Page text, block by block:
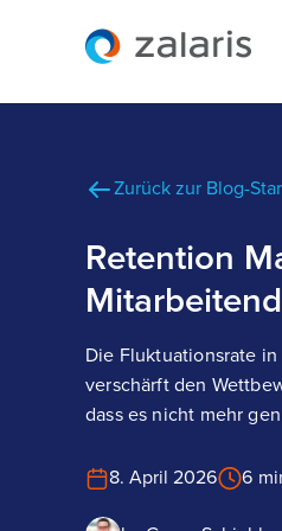
Zurück zur Blog-
Retention
Die Fluktuationsrate
verschärft den
dass es nicht mehr
8. April 2026 6